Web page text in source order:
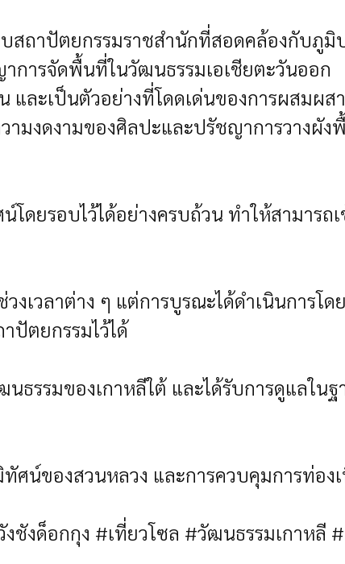
สถาปัตยกรรมราชสำนักที่สอดคล้องกับภูมิ
การจัดพื้นที่ในวัฒนธรรมเอเชียตะวันออก
ละเป็นตัวอย่างที่โดดเด่นของการผสมผส
มงดงามของศิลปะและปรัชญาการวางผัง
ดยรอบไว้ได้อย่างครบถ้วน ทำให้สามารถ
งเวลาต่าง ๆ แต่การบูรณะได้ดำเนินการโ
ปัตยกรรมไว้ได้
ธรรมของเกาหลีใต้ และได้รับการดูแลใน
ศน์ของสวนหลวง และการควบคุมการท่อง
ชังด็อกกุง #เที่ยวโซล #วัฒนธรรมเกาหลี